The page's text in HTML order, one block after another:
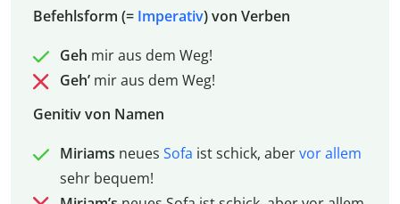
Befehlsform (= Imperativ) von Verben
Geh mir aus dem Weg!
Geh’mir aus dem Weg!
Genitiv von Namen
Miriams neues Sofa ist schick, abervor allem
sehr bequem!